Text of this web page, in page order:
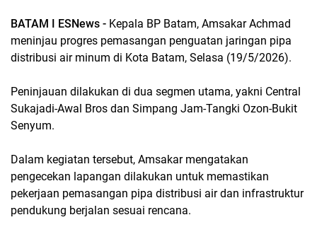
BATAM I ESNews - Kepala BP Batam, Amsakar Achmad
meninjau progres pemasangan penguatan jaringan pipa
distribusi air minum di Kota Batam, Selasa (19/5/2026).
Peninjauan dilakukan di dua segmen utama, yakni Central
Sukajadi-Awal Bros dan Simpang Jam-Tangki Ozon-Bukit
Senyum.
Dalam kegiatan tersebut, Amsakar mengatakan
pengecekan lapangan dilakukan untuk memastikan
pekerjaan pemasangan pipa distribusi air dan infrastruktur
pendukung berjalan sesuai rencana.